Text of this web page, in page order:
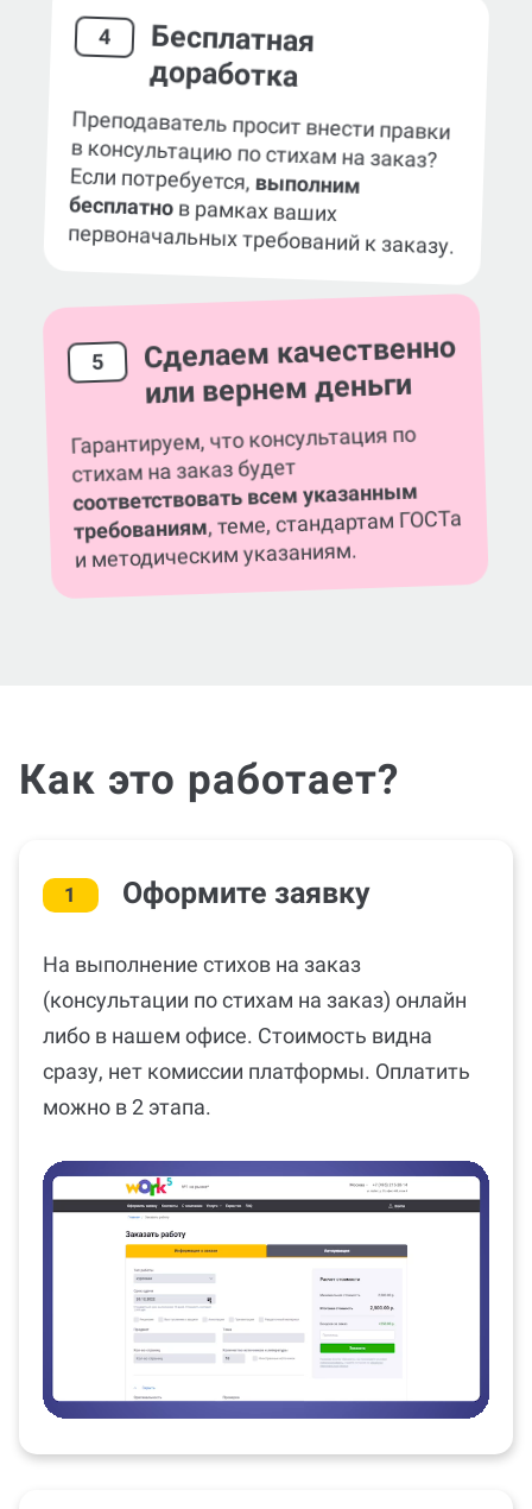
4 Бесплатная
доработка
Преподаватель просит внести правки
в консультацию по стихам на заказ?
Если потребуется,выполним
бесплатнов рамках ваших
первоначальных требований к заказу.
5 Сделаем качественно
или вернем деньги
Гарантируем, что консультация по
стихам на заказ будет
соответствовать всем указанным
требованиям, теме, стандартам ГОСТа
и методическим указаниям.
Как это работает?
1 Оформите заявку
На выполнение стихов на заказ
(консультации по стихам на заказ) онлайн
либо в нашем офисе. Стоимость видна
сразу, нет комиссии платформы. Оплатить
можно в 2 этапа.